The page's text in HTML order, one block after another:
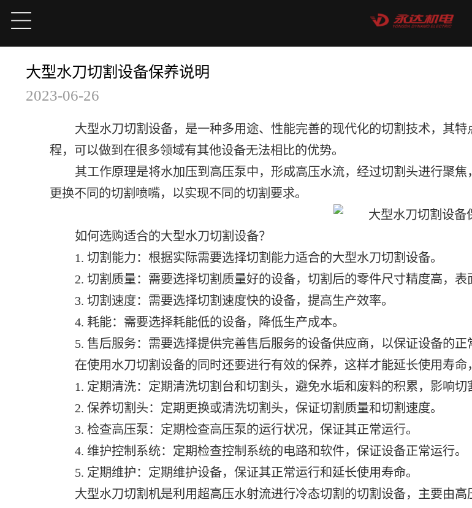
大型水刀切割设备保养说明
2023-06-26
大型水刀切割设备，是一种多用途、性能完善的现代化的切割技术，其
程，可以做到在很多领域有其他设备无法相比的优势。
其工作原理是将水加压到高压泵中，形成高压水流，经过切割头进行聚
更换不同的切割喷嘴，以实现不同的切割要求。
如何选购适合的大型水刀切割设备？
1. 切割能力：根据实际需要选择切割能力适合的大型水刀切割设备。
2. 切割质量：需要选择切割质量好的设备，切割后的零件尺寸精度高，表
3. 切割速度：需要选择切割速度快的设备，提高生产效率。
4. 耗能：需要选择耗能低的设备，降低生产成本。
5. 售后服务：需要选择提供完善售后服务的设备供应商，以保证设备的正
在使用水刀切割设备的同时还要进行有效的保养，这样才能延长使用寿
1. 定期清洗：定期清洗切割台和切割头，避免水垢和废料的积累，影响切
2. 保养切割头：定期更换或清洗切割头，保证切割质量和切割速度。
3. 检查高压泵：定期检查高压泵的运行状况，保证其正常运行。
4. 维护控制系统：定期检查控制系统的电路和软件，保证设备正常运行。
5. 定期维护：定期维护设备，保证其正常运行和延长使用寿命。
大型水刀切割机是利用超高压水射流进行冷态切割的切割设备，主要由